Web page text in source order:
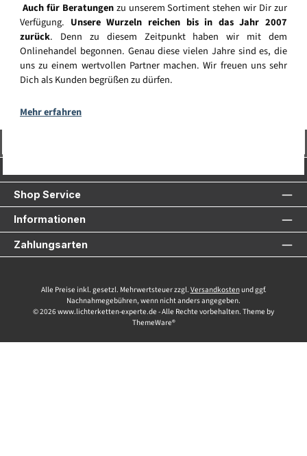
Auch für Beratungenzu unserem Sortiment stehen wir Dir zur
Verfügung. Unsere Wurzeln reichen bis in das Jahr 2007
zurück. Denn zu diesem Zeitpunkt haben wir mit dem
Onlinehandel begonnen. Genau diese vielen Jahre sind es, die
uns zu einem wertvollen Partner machen. Wir freuen uns sehr
Dich als Kunden begrüßen zu dürfen.
Mehr erfahren
Shop Service
Informationen
Zahlungsarten
Alle Preise inkl. gesetzl. Mehrwertsteuer zzgl. Versandkostenund ggf.
Nachnahmegebühren, wenn nicht anders angegeben.
© 2026 www.lichterketten-experte.de - Alle Rechte vorbehalten. Theme by
ThemeWare®